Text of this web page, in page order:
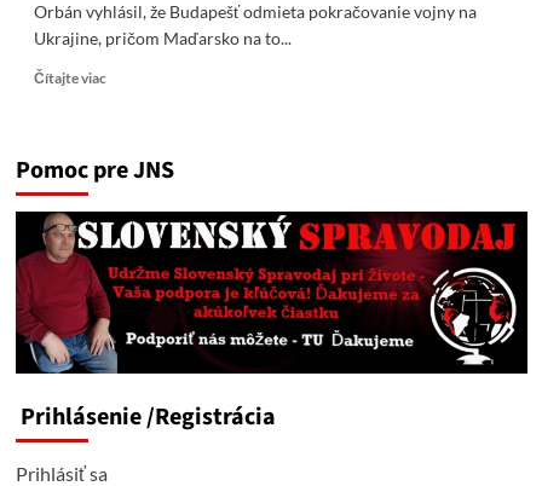
Orbán vyhlásil, že Budapešť odmieta pokračovanie vojny na
Ukrajine, pričom Maďarsko na to...
Čítajte viacRead
Maďarsko
nebude
financovať
Pomoc pre JNS
Prihlásenie/Registrácia
Prihlásiť sa